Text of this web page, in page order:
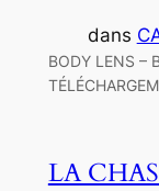
dans
BODY LENS –
LA